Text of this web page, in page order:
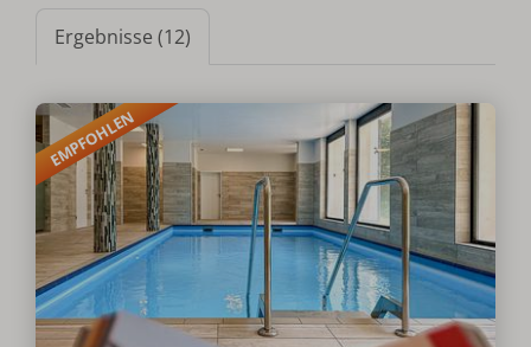
Ergebnisse (12)
EMPFOHLEN